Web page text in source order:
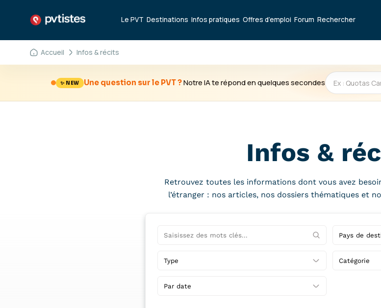
Le PVT Destinations Infos pratiques Offres d’emploi Forum Rechercher
Accueil Infos & récits
✨ NEW Une question sur le PVT ?Notre IA te répond en quelques secondes
Infos &
Retrouvez toutes les informations dont vous avez
l’étranger : nos articles, nos dossiers thématiques et